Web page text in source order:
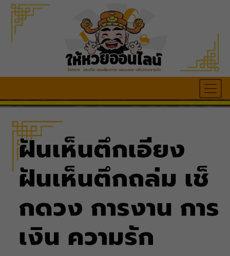
ฝันเห็นตึกเอียง
ฝันเห็นตึกถล่ม เช็
กดวง การงาน การ
เงิน ความรัก